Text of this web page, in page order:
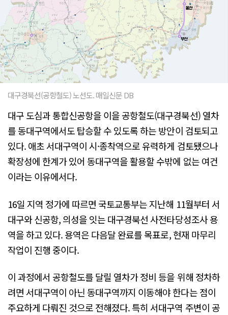
대구경북선(공항철도) 노선도. 매일신문 DB
대구 도심과 통합신공항을 이을 공항철도(대구경북선) 열차
를 동대구역에서도 탑승할 수 있도록 하는 방안이 검토되고
있다. 애초 서대구역이 시·종착역으로 유력하게 검토됐으나
확장성에 한계가 있어 동대구역을 활용할 수밖에 없는 여건
이라는 이유에서다.
16일 지역 정가에 따르면 국토교통부는 지난해 11월부터 서
대구와 신공항, 의성을 잇는 대구경북선 사전타당성조사 용
역을 하고 있다. 용역은 다음달 완료를 목표로, 현재 마무리
작업이 진행 중이다.
이 과정에서 공항철도를 달릴 열차가 정비 등을 위해 정차하
려면 서대구역이 아닌 동대구역까지 이동해야 한다는 점이
주요하게 다뤄진 것으로 전해졌다. 특히 서대구역 주변이 공